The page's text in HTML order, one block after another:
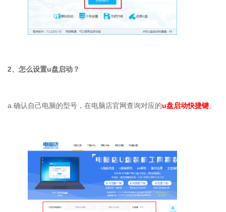
2、怎么设置u盘启动？
a.确认自己电脑的型号，在电脑店官网查询对应的u盘启动快捷键。